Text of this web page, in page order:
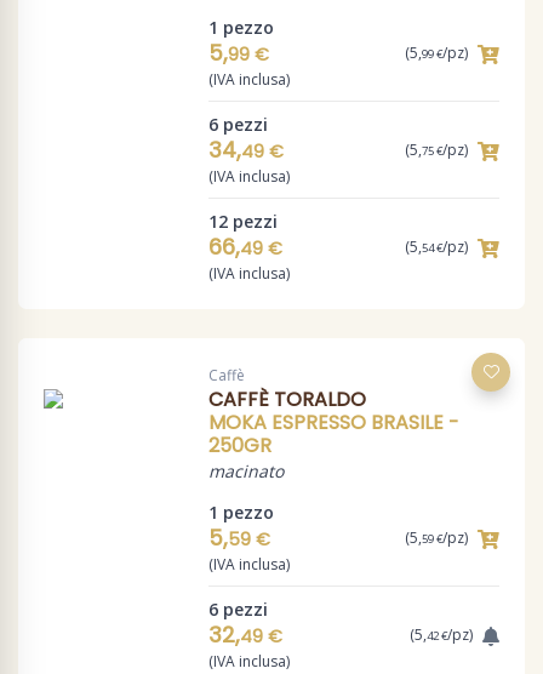
1 pezzo
5,99 € (5,99 €/pz)
(IVA inclusa)
6 pezzi
34,49 € (5,75 €/pz)
(IVA inclusa)
12 pezzi
66,49 € (5,54 €/pz)
(IVA inclusa)
Caffè
CAFFÈ TORALDO
MOKA ESPRESSO BRASILE -
250GR
macinato
1 pezzo
5,59 € (5,59 €/pz)
(IVA inclusa)
6 pezzi
32,49 € (5,42 €/pz)
(IVA inclusa)